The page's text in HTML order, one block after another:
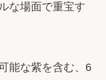
な場面で重宝す
能な紫を含む、6